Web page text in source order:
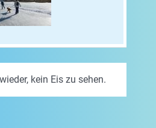
kein Eis zu sehen.